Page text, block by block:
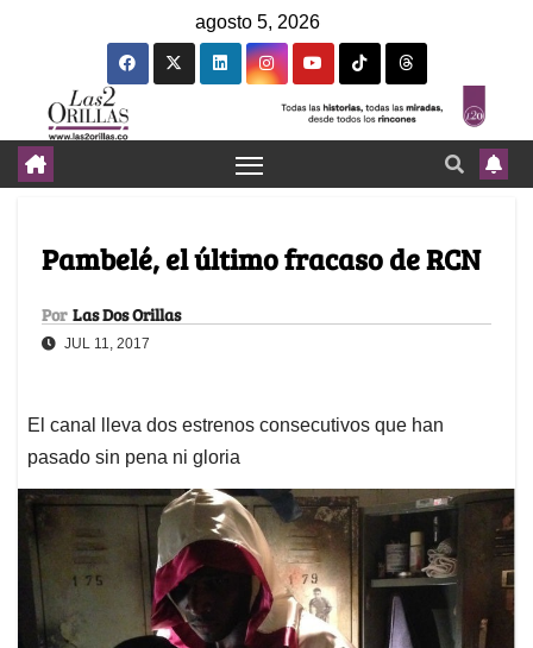
agosto 5, 2026
Pambelé, el último fracaso de RCN
Por Las Dos Orillas
JUL 11, 2017
El canal lleva dos estrenos consecutivos que han
pasado sin pena ni gloria